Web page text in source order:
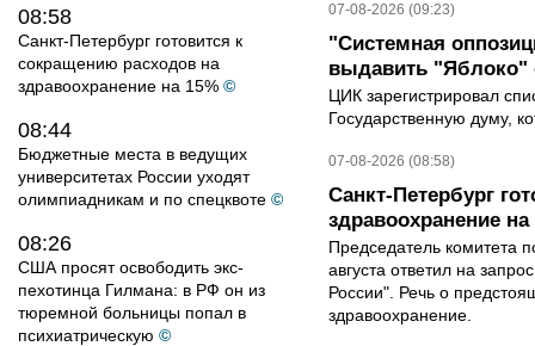
08:58
Санкт-Петербург готовится к
сокращению расходов на
здравоохранение на 15% ©
08:44
Бюджетные места в ведущих
университетах России уходят
олимпиадникам и по спецквоте ©
08:26
США просят освободить экс-
пехотинца Гилмана: в РФ он из
тюремной больницы попал в
психиатрическую ©
07-08-2026 (09:23)
"Системная
выдавить "Яблоко"
ЦИК зарегистрировал
Государственную думу,
07-08-2026 (08:58)
Санкт-Петербург
здравоохранение на
Председатель комитета
августа ответил на
России". Речь о
здравоохранение.